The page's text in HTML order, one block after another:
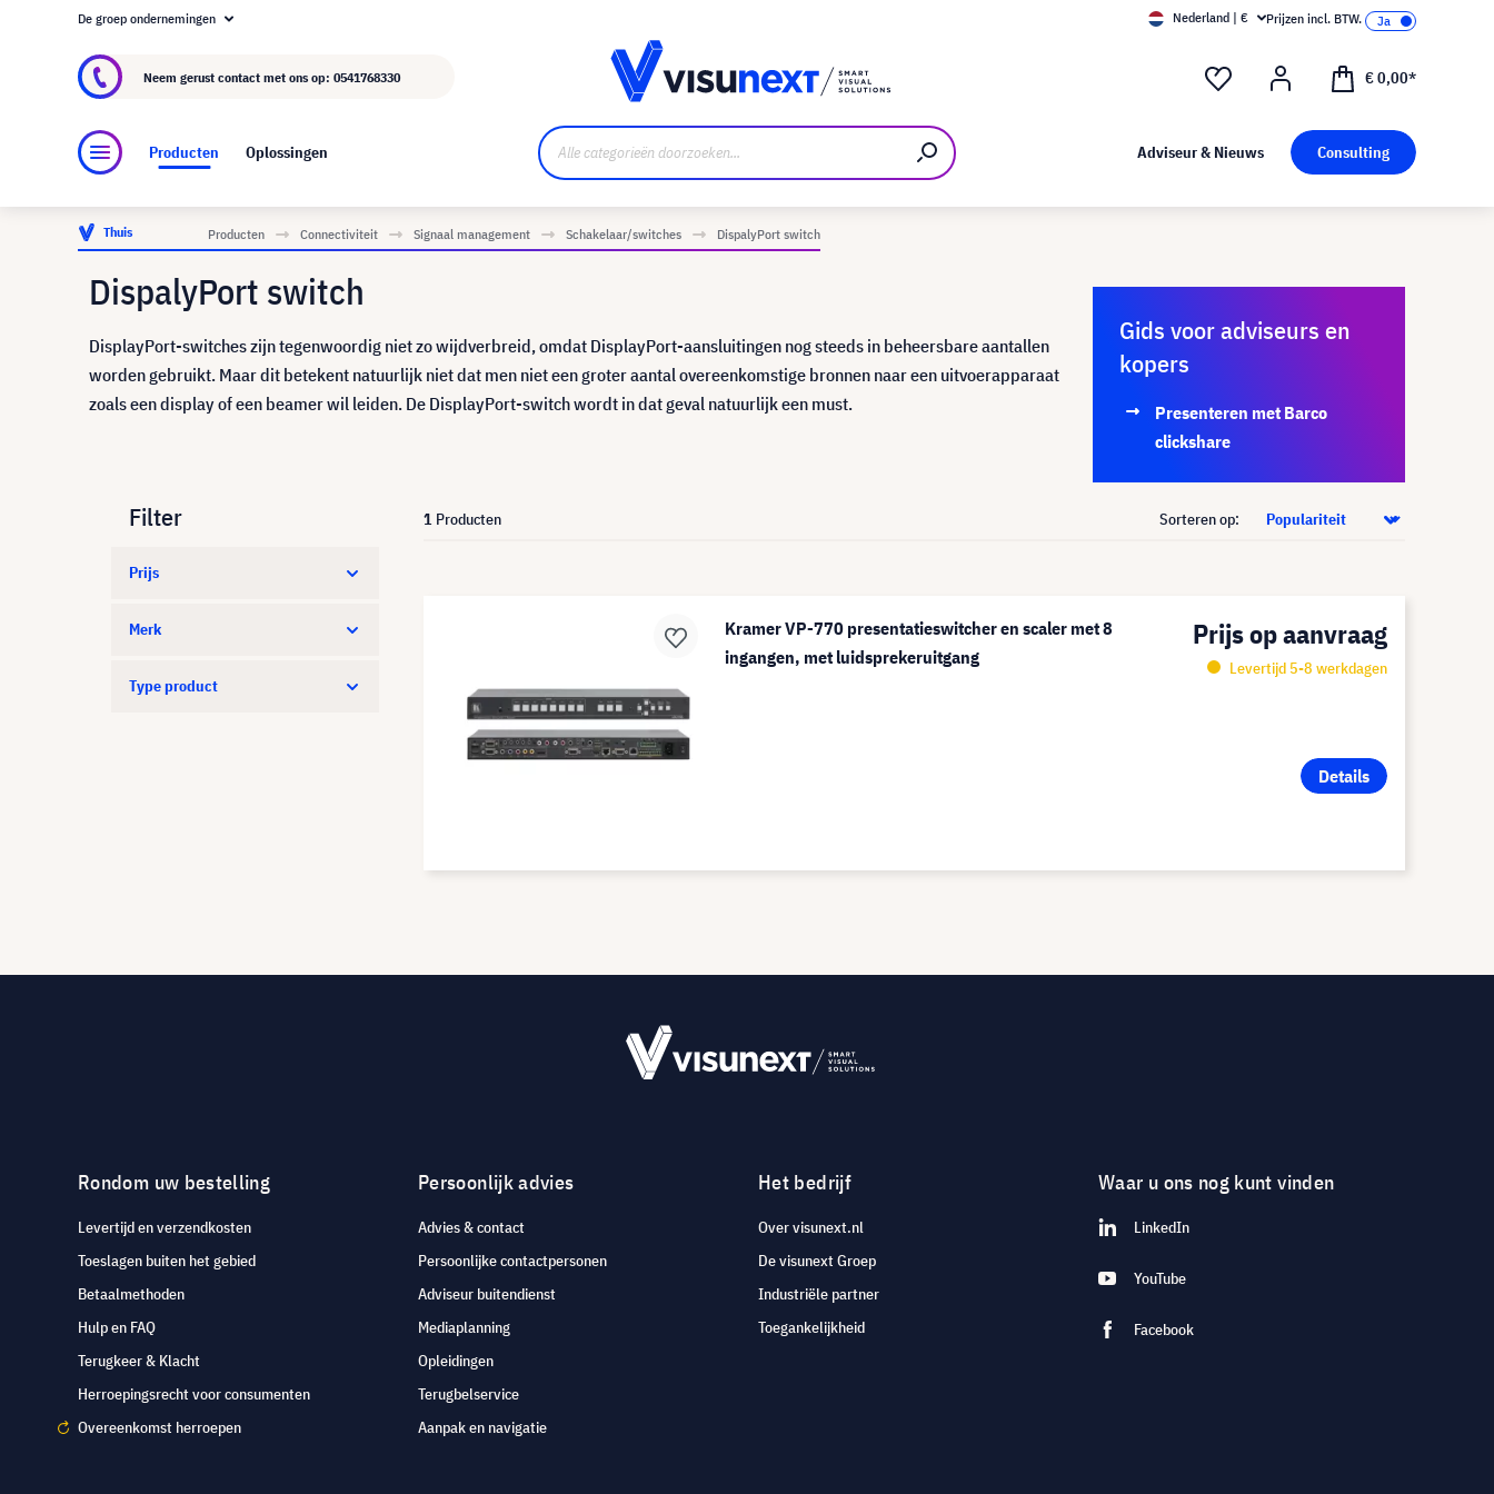
Over visunext.nl
De groep ondernemingen Nederland | € Prijzen incl. BTW.
Neem gerust contact met ons op: 0541768330 € 0,00*
Producten Oplossingen Adviseur & Nieuws Consulting
Thuis Producten Connectiviteit Signaal management Schakelaar/switches DispalyPort switch
DispalyPort switch
DisplayPort-switches zijn tegenwoordig niet zo wijdverbreid, omdat DisplayPort-aansluitingen nog steeds in beheersbare aantallen
worden gebruikt. Maar dit betekent natuurlijk niet dat men niet een groter aantal overeenkomstige bronnen naar een uitvoerapparaat
zoals een display of een beamer wil leiden. De DisplayPort-switch wordt in dat geval natuurlijk een must.
Gids voor adviseurs en
kopers
Presenteren met Barco
clickshare
Filter
Prijs
Merk
Type product
1 Producten Sorteren op:
Kramer VP-770 presentatieswitcher en scaler met 8
ingangen, met luidsprekeruitgang
Prijs op aanvraag
Levertijd 5-8 werkdagen
Details
Rondom uw bestelling
Levertijd en verzendkosten
Toeslagen buiten het gebied
Betaalmethoden
Hulp en FAQ
Terugkeer & Klacht
Herroepingsrecht voor consumenten
Overeenkomst herroepen
Persoonlijk advies
Advies & contact
Persoonlijke contactpersonen
Adviseur buitendienst
Mediaplanning
Opleidingen
Terugbelservice
Aanpak en navigatie
Het bedrijf
Over visunext.nl
De visunext Groep
Industriële partner
Toegankelijkheid
Waar u ons nog kunt vinden
LinkedIn
YouTube
Facebook